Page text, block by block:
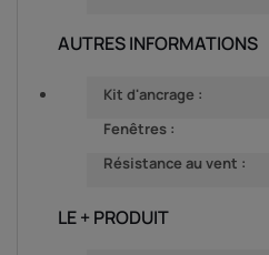
AUTRES INFORMATIONS
Kit d'ancrage :
Fenêtres :
Résistance au vent :
LE + PRODUIT